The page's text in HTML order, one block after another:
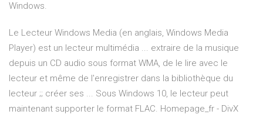
Windows.
Le Lecteur Windows Media (en anglais, Windows Media
Player) est un lecteur multimédia ... extraire de la musique
depuis un CD audio sous format WMA, de le lire avec le
lecteur et même de l'enregistrer dans la bibliothèque du
lecteur ;; créer ses ... Sous Windows 10, le lecteur peut
maintenant supporter le format FLAC. Homepage_fr - DivX